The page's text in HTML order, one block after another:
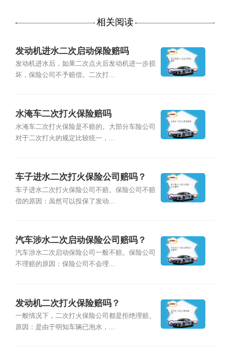
相关阅读
发动机进水二次启动保险赔吗
发动机进水后，如果二次点火后发动机进一步损
坏，保险公司不予赔偿。二次打...
水淹车二次打火保险赔吗
水淹车二次打火保险是不赔的。大部分车险公司
对于二次打火的规定比较统一，...
车子进水二次打火保险公司赔吗？
车子进水二次打火保险公司不赔。保险公司不赔
偿的原因：虽然可以投保了发动...
汽车涉水二次启动保险公司赔吗？
汽车涉水二次启动保险公司一般不赔。保险公司
不理赔的原因：保险公司不会理...
发动机二次打火保险赔吗？
一般情况下，二次打火保险公司都是拒绝理赔。
原因：是由于明知车辆已泡水，...